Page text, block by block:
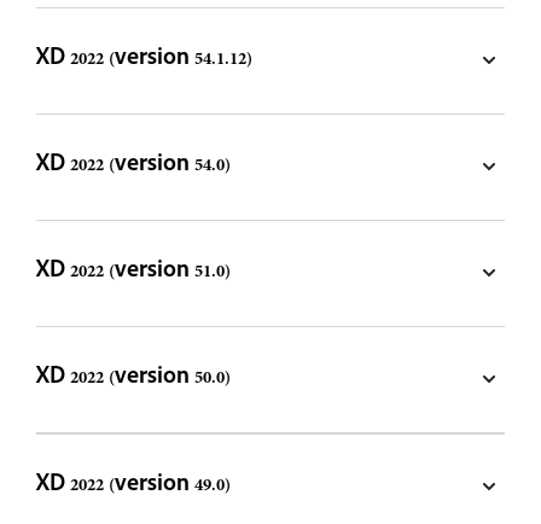
XD 2022 (version 54.1.12)
XD 2022 (version 54.0)
XD 2022 (version 51.0)
XD 2022 (version 50.0)
XD 2022 (version 49.0)